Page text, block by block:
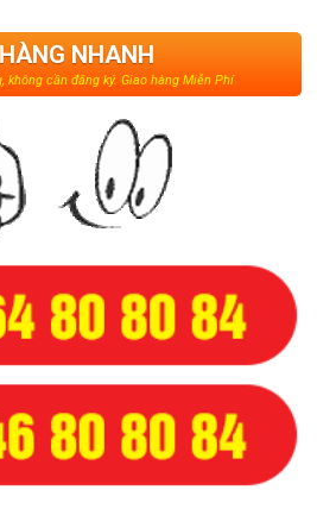
NHANH
không cần đăng ký. Giao hàng Miễn Phí